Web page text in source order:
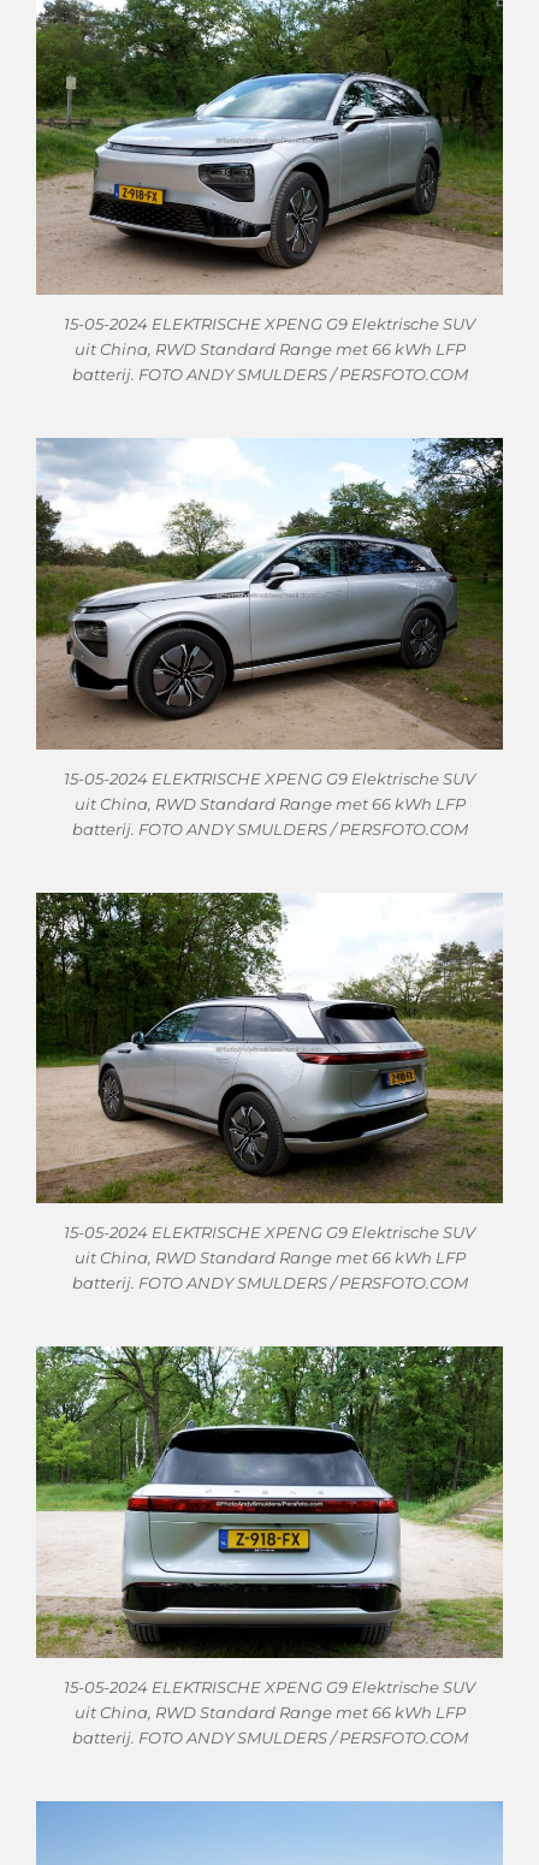
15-05-2024 ELEKTRISCHE XPENG G9 Elektrische SUV
uit China, RWD Standard Range met 66 kWh LFP
batterij. FOTO ANDY SMULDERS / PERSFOTO.COM
15-05-2024 ELEKTRISCHE XPENG G9 Elektrische SUV
uit China, RWD Standard Range met 66 kWh LFP
batterij. FOTO ANDY SMULDERS / PERSFOTO.COM
15-05-2024 ELEKTRISCHE XPENG G9 Elektrische SUV
uit China, RWD Standard Range met 66 kWh LFP
batterij. FOTO ANDY SMULDERS / PERSFOTO.COM
15-05-2024 ELEKTRISCHE XPENG G9 Elektrische SUV
uit China, RWD Standard Range met 66 kWh LFP
batterij. FOTO ANDY SMULDERS / PERSFOTO.COM